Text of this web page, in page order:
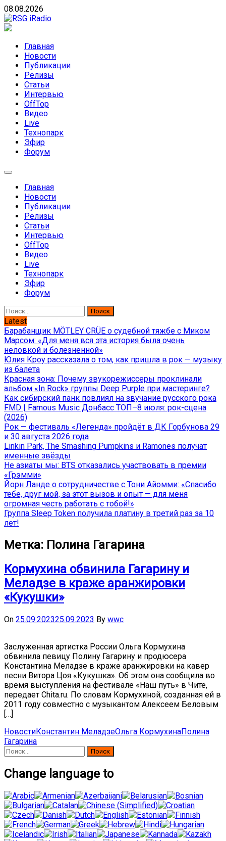
Skip
to
content
08.08.2026
направлений без возрастных ограничений
Главная
Новости
Публикации
Релизы
Статьи
Интервью
OffTop
Видео
Live
Технопарк
Эфир
Форум
Главная
Новости
Публикации
Релизы
Статьи
Интервью
OffTop
Видео
Live
Технопарк
Эфир
Форум
Найти:
Latest
Барабанщик MÖTLEY CRÜE о судебной тяжбе с Миком
Марсом: «Для меня вся эта история была очень
неловкой и болезненной»
Юлия Кроу рассказала о том, как пришла в рок — музыку
из балета
Красная зона: Почему звукорежиссеры проклинали
альбом «In Rock» группы Deep Purple при мастеринге?
Как сибирский панк повлиял на звучание русского рока
FMD | Famous Music Донбасс ТОП–8 июля: рок-сцена
(2026)
Рок — фестиваль «Легенда» пройдёт в ДК Горбунова 29
и 30 августа 2026 года
Linkin Park, The Smashing Pumpkins и Ramones получат
именные звёзды
Не азиаты мы: BTS отказались участвовать в премии
«Грэмми»
Йорн Ланде о сотрудничестве с Тони Айомми: «Спасибо
тебе, друг мой, за этот вызов и опыт — для меня
огромная честь работать с тобой!»
Группа Sleep Token получила платину в третий раз за 10
лет!
Метка: Полина Гагарина
Кормухина обвинила Гагарину и
Меладзе в краже аранжировки
«Кукушки»
On 25.09.202325.09.2023 By wwc
Заслуженная артистка России Ольга Кормухина
обвинила певицу Полину Гагарину и продюсера
Константина Меладзе в краже аранжировки на кавер
песни Витора Цоя «Кукушка». Об этом она сообщила во
время выступления на фестивале «Наш путь» в Чите,
передает Chita.ru. По словам Кормухиной, созданная ей в
2011 году совместно с музыкантом Алексеем Беловым
[…]
НовостиКонстантин МеладзеОльга КормухинаПолина
Гагарина
Найти:
Change language to